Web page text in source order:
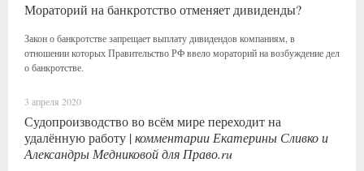
Мораторий на банкротство отменяет дивиденды?
Закон о банкротстве запрещает выплату дивидендов компаниям, в
отношении которых Правительство РФ ввело мораторий на возбуждение дел
о банкротстве.
3 апреля 2020
Судопроизводство во всём мире переходит на
удалённую работу |комментарии Екатерины Сливко и
Александры Медниковой для Право.ru